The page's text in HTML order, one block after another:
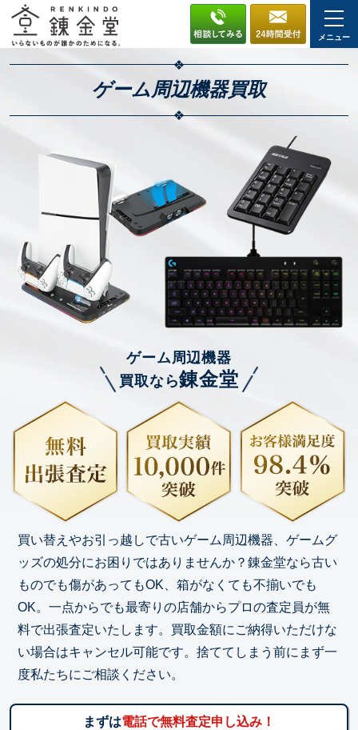
メニュー
ゲーム周辺機器買取
ゲーム周辺機器
買取なら錬金堂
買い替えやお引っ越しで古いゲーム周辺機器、ゲームグ
ッズの処分にお困りではありませんか？錬金堂なら古い
ものでも傷があってもOK、箱がなくても不揃いでも
OK。一点からでも最寄りの店舗からプロの査定員が無
料で出張査定いたします。買取金額にご納得いただけな
い場合はキャンセル可能です。捨ててしまう前にまず一
度私たちにご相談ください。
まずは電話で無料査定申し込み！